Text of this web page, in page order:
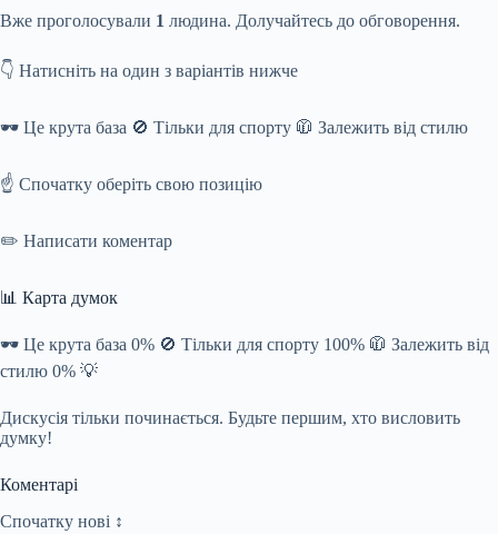
Вже проголосували 1 людина. Долучайтесь до обговорення.
👇 Натисніть на один з варіантів нижче
🕶️ Це крута база 🚫 Тільки для спорту 🧥 Залежить від стилю
☝️ Спочатку оберіть свою позицію
✏️ Написати коментар
📊 Карта думок
🕶️ Це крута база 0% 🚫 Тільки для спорту 100% 🧥 Залежить від
стилю 0% 💡
Дискусія тільки починається. Будьте першим, хто висловить
думку!
Коментарі
Спочатку нові ↕